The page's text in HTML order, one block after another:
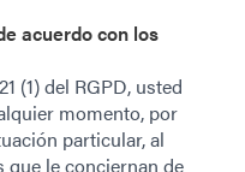
acuerdo con los
(1) del RGPD, usted
momento, por
particular, al
le conciernan de